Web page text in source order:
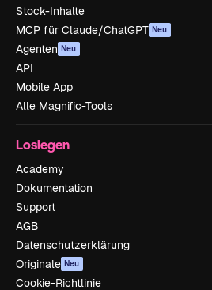
Stock-Inhalte
MCP für Claude/ChatGPT Neu
Agenten Neu
API
Mobile App
Alle Magnific-Tools
Loslegen
Academy
Dokumentation
Support
AGB
Datenschutzerklärung
Originale Neu
Cookie-Richtlinie